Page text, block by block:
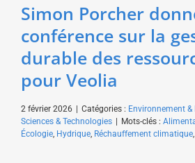
Simon Porcher
conférence sur la
durable des
pour Veolia
2 février 2026 Catégories : Environnement
Sciences & Technologies
Mots-clés :
Écologie, Hydrique, Réchauffement climatique,